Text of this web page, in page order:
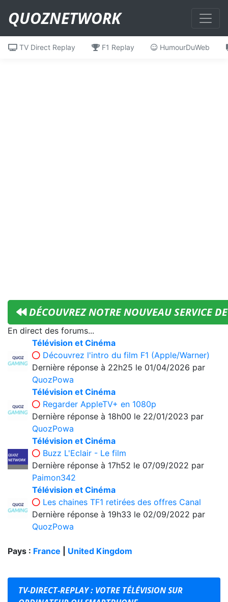
QUOZNETWORK
TV Direct Replay F1 Replay HumourDuWeb
DÉCOUVREZ NOTRE NOUVEAU SERVICE
En direct des forums...
Télévision et Cinéma
Découvrez l'intro du film F1 (Apple/Warner)
Dernière réponse à 22h25 le 01/04/2026 par
QuozPowa
Télévision et Cinéma
Regarder AppleTV+ en 1080p
Dernière réponse à 18h00 le 22/01/2023 par
QuozPowa
Télévision et Cinéma
Buzz L'Eclair - Le film
Dernière réponse à 17h52 le 07/09/2022 par
Paimon342
Télévision et Cinéma
Les chaines TF1 retirées des offres Canal
Dernière réponse à 19h33 le 02/09/2022 par
QuozPowa
Pays : France United Kingdom
TV-DIRECT-REPLAY : VOTRE TÉLÉVISION SUR